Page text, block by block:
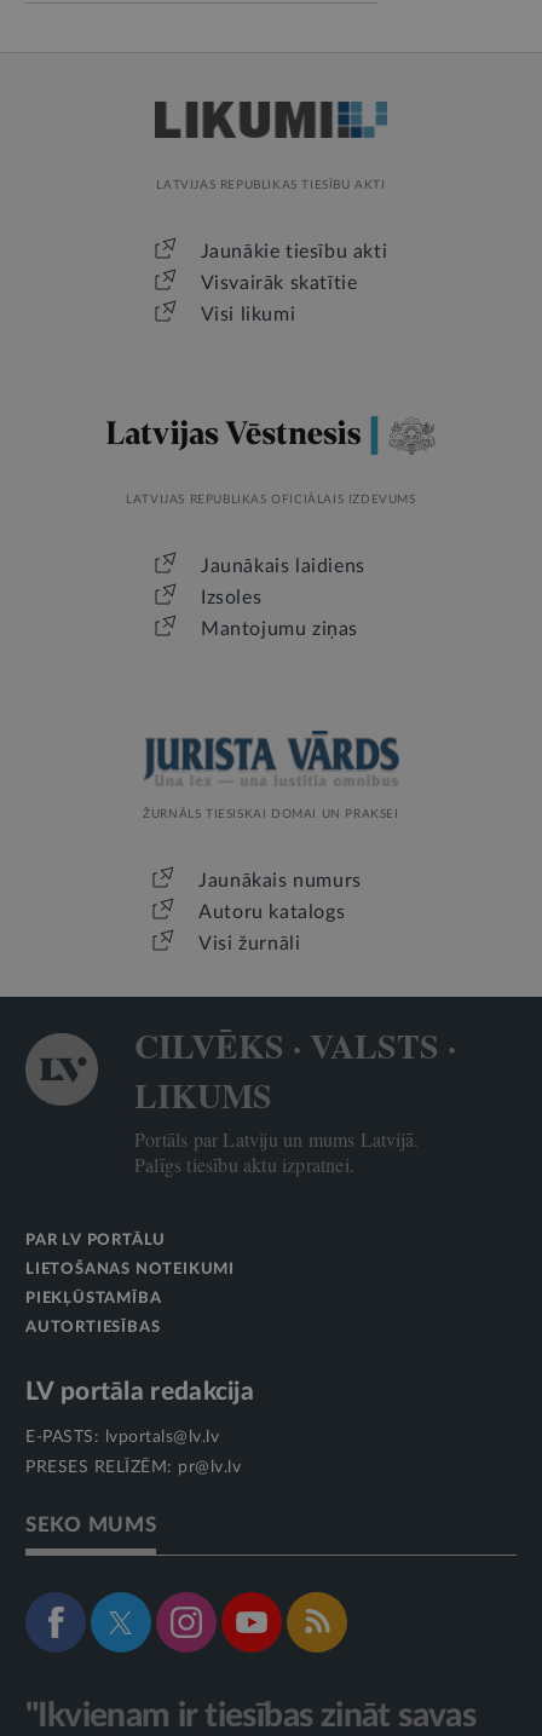
LATVIJAS REPUBLIKAS TIESĪBU AKTI
Jaunākie tiesību akti
Visvairāk skatītie
Visi likumi
LATVIJAS REPUBLIKAS OFICIĀLAIS IZDEVUMS
Jaunākais laidiens
Izsoles
Mantojumu ziņas
ŽURNĀLS TIESISKAI DOMAI UN PRAKSEI
Jaunākais numurs
Autoru katalogs
Visi žurnāli
CILVĒKS · VALSTS ·
LIKUMS
Portāls par Latviju un mums Latvijā.
Palīgs tiesību aktu izpratnei.
PAR LV PORTĀLU
LIETOŠANAS NOTEIKUMI
PIEKĻŪSTAMĪBA
AUTORTIESĪBAS
LV portāla redakcija
E-PASTS:
lvportals@lv.lv
PRESES RELĪZĒM: pr@lv.lv
SEKO MUMS
"Ikvienam ir tiesības zināt savas